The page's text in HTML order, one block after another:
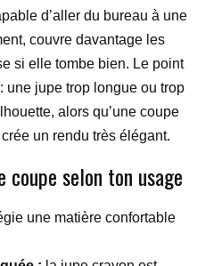
d’aller du bureau à une
couvre davantage les
si elle tombe bien. Le point
une jupe trop longue ou trop
alors qu’une coupe
un rendu très élégant.
coupe selon ton usage
une matière confortable